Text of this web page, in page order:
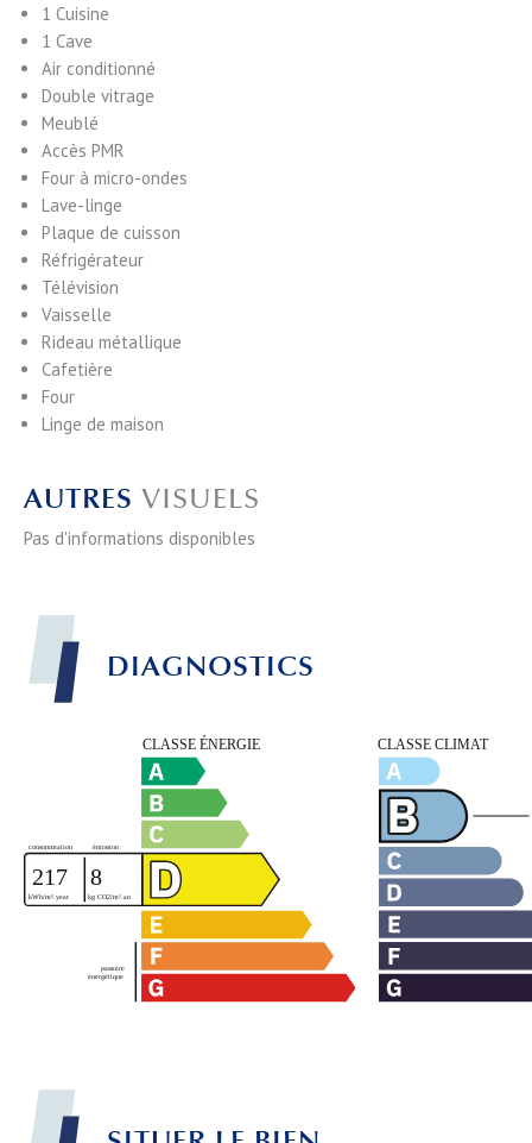
1 Cuisine
1 Cave
Air conditionné
Double vitrage
Meublé
Accès PMR
Four à micro-ondes
Lave-linge
Plaque de cuisson
Réfrigérateur
Télévision
Vaisselle
Rideau métallique
Cafetière
Four
Linge de maison
AUTRES VISUELS
Pas d'informations disponibles
DIAGNOSTICS